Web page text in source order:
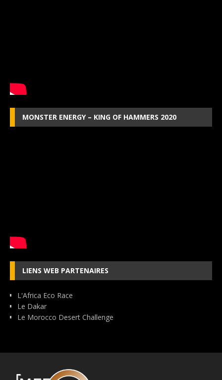
MONSTER ENERGY – KING OF HAMMERS 2020
LIENS WEB PARTENAIRES
L'Africa Eco Race
Le Dakar
Le Morocco Desert Challenge